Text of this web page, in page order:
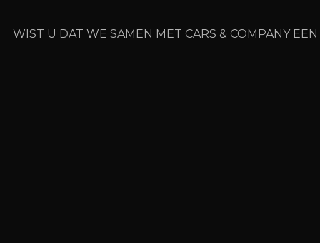
WIST U DAT WE SAMEN MET CARS & COMPANY